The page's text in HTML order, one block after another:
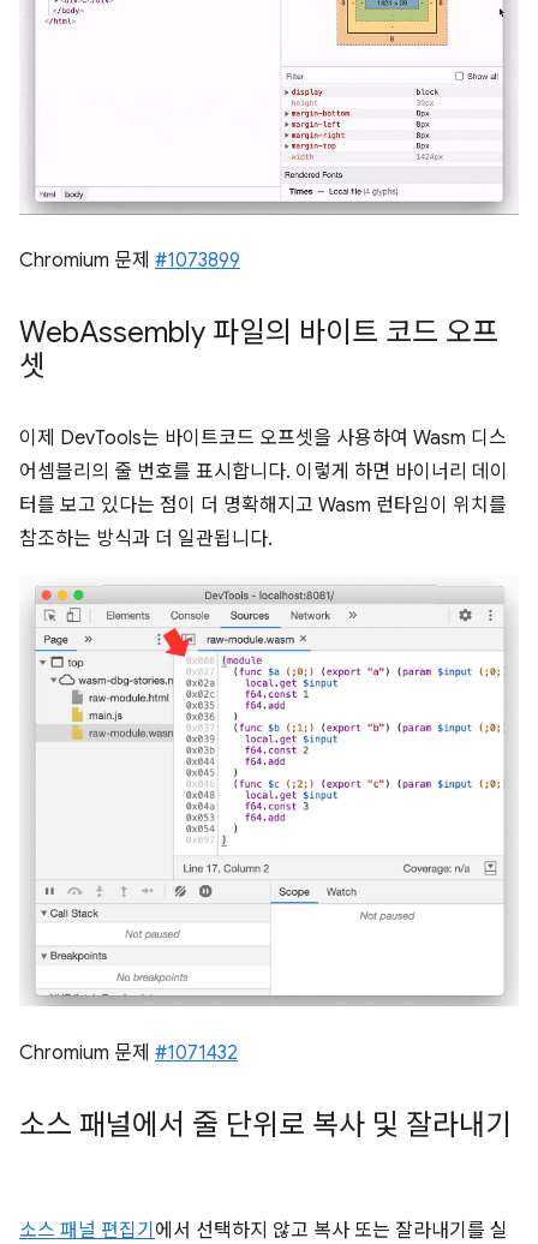
Chromium 문제 #1073899
WebAssembly 파일의 바이트 코드 오프
셋
이제 DevTools는 바이트코드 오프셋을 사용하여 Wasm 디스
어셈블리의 줄 번호를 표시합니다. 이렇게 하면 바이너리 데이
터를 보고 있다는 점이 더 명확해지고 Wasm 런타임이 위치를
참조하는 방식과 더 일관됩니다.
Chromium 문제 #1071432
소스 패널에서 줄 단위로 복사 및 잘라내기
소스 패널 편집기 에서 선택하지 않고 복사 또는 잘라내기를 실